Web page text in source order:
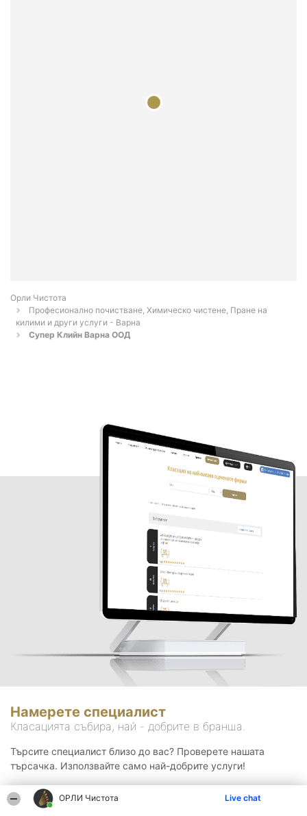
ОРЛИ Чистота Live chat
Орли Чистота
Професионално почистване, Химическо чистене, Пране на
килими и други услуги - Варна
Супер Клийн Варна ООД
Намерете специалист
Класацията събира, най - добрите в бранша.
Търсите специалист близо до вас? Проверете нашата
търсачка. Използвайте само най-добрите услуги!